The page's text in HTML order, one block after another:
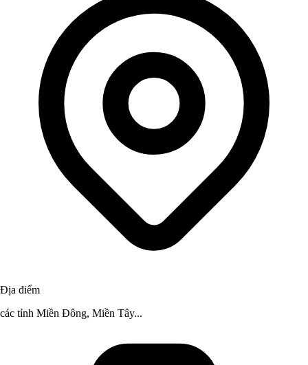
Địa điểm
các tỉnh Miền Đông, Miền Tây...